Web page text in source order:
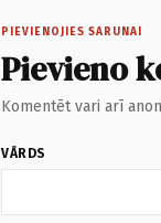
PIEVIENOJIES SARUNAI
Pievieno
Komentēt vari arī
VĀRDS